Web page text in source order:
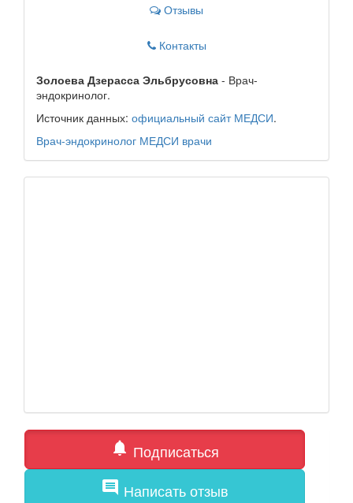
Отзывы
Контакты
Золоева Дзерасса Эльбрусовна - Врач-
эндокринолог.
Источник данных: официальный сайт МЕДСИ.
Врач-эндокринолог МЕДСИ врачи
notifications Подписаться
comment Написать отзыв